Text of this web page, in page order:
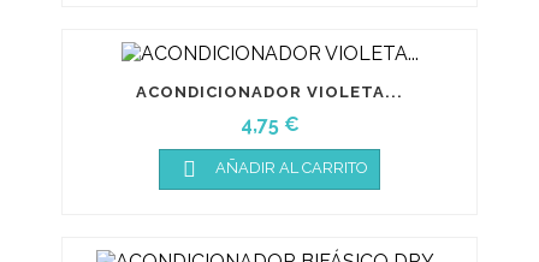
ACONDICIONADOR VIOLETA...
Precio
4,75 €
 AÑADIR AL CARRITO